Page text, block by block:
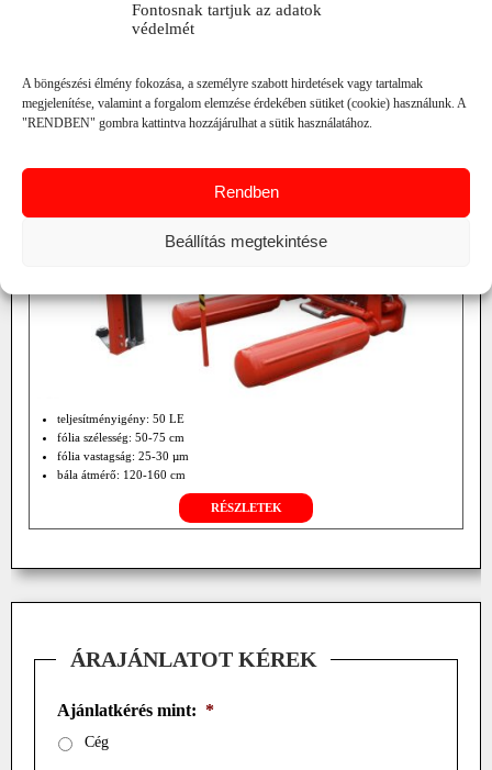
Fontosnak tartjuk az adatok
védelmét
A böngészési élmény fokozása, a személyre szabott hirdetések vagy tartalmak
megjelenítése, valamint a forgalom elemzése érdekében sütiket (cookie) használunk. A
"RENDBEN" gombra kattintva hozzájárulhat a sütik használatához.
Rendben
Beállítás megtekintése
teljesítményigény: 50 LE
fólia szélesség: 50-75 cm
fólia vastagság: 25-30 µm
bála átmérő: 120-160 cm
RÉSZLETEK
ÁRAJÁNLATOT KÉREK
Ajánlatkérés mint: *
Cég